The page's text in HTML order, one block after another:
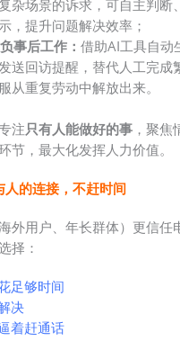
杂场景的诉求，可自主判断
，提升问题解决效率；
事后工作 ：借助AI工具自动
送回访提醒，替代人工完成
从重复劳动中解放出来。
注只有人能做好的事 ，聚焦
节，最大化发挥人力价值。
人的连接，不赶时间
外用户、年长群体）更信任
择：
足够时间
决
着赶通话